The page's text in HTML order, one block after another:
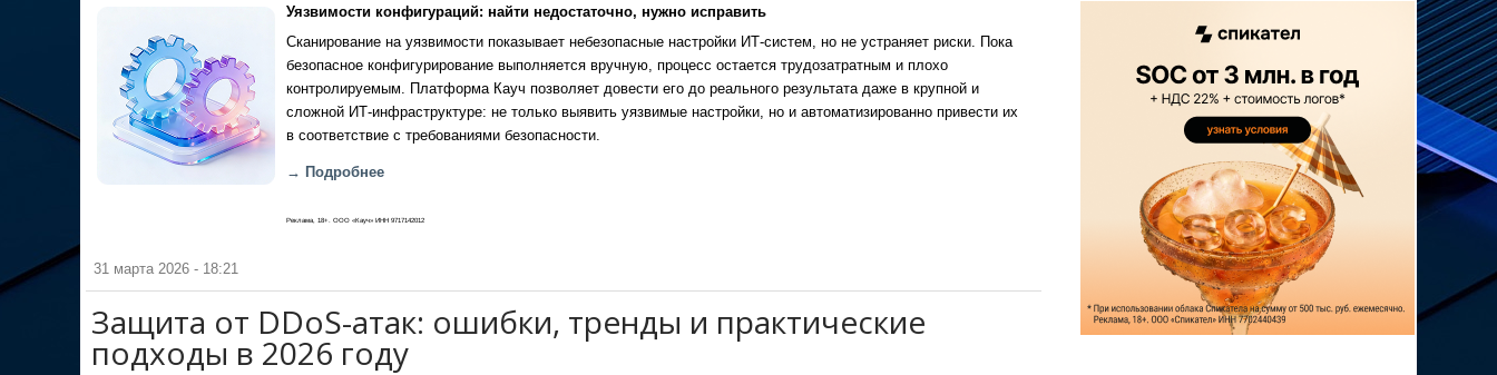
Уязвимости конфигураций: найти недостаточно, нужно исправить
Сканирование на уязвимости показывает небезопасные настройки ИТ-систем, но не устраняет риски. Пока
безопасное конфигурирование выполняется вручную, процесс остается трудозатратным и плохо
контролируемым. Платформа Кауч позволяет довести его до реального результата даже в крупной и
сложной ИТ-инфраструктуре: не только выявить уязвимые настройки, но и автоматизированно привести их
в соответствие с требованиями безопасности.
→ Подробнее
Реклама, 18+. ООО «Кауч» ИНН 9717142012
31 марта 2026 - 18:21
Защита от DDoS-атак: ошибки, тренды и практические
подходы в 2026 году